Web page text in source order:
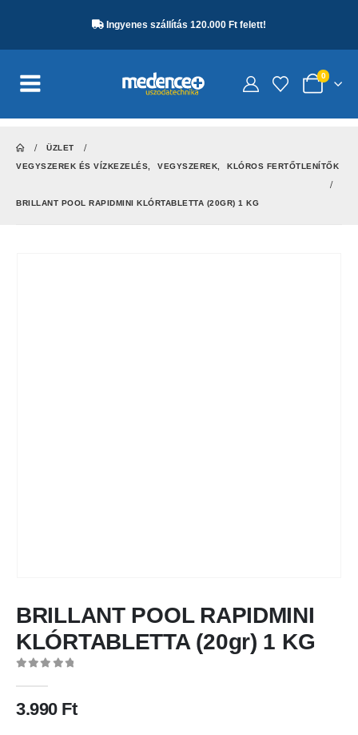
Ingyenes szállítás 120.000 Ft felett!
0
ÜZLET
VEGYSZEREK ÉS VÍZKEZELÉS VEGYSZEREK KLÓROS FERTŐTLENÍTŐK
BRILLANT POOL RAPIDMINI KLÓRTABLETTA (20GR) 1 KG
BRILLANT POOL RAPIDMINI
KLÓRTABLETTA (20gr) 1 KG
3.990 Ft